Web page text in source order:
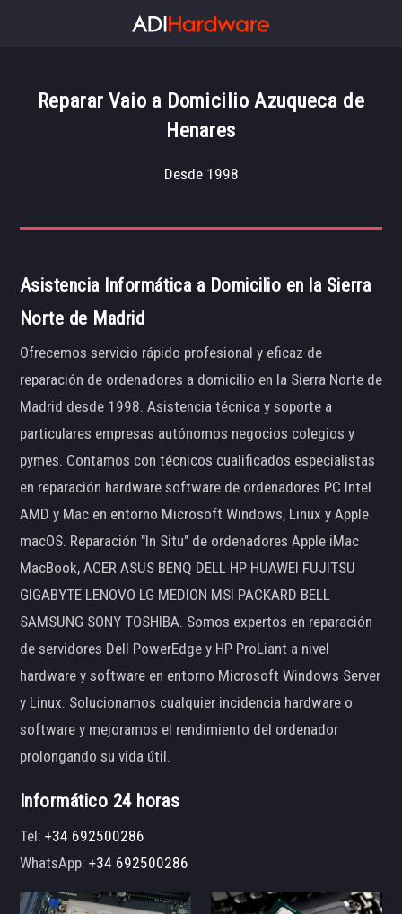
Reparar Vaio a Domicilio Azuqueca de
Henares
Desde 1998
Asistencia Informática a Domicilio en la Sierra
Norte de Madrid
Ofrecemos servicio rápido profesional y eficaz de
reparación de ordenadores a domicilio en la Sierra Norte de
Madrid desde 1998. Asistencia técnica y soporte a
particulares empresas autónomos negocios colegios y
pymes. Contamos con técnicos cualificados especialistas
en reparación hardware software de ordenadores PC Intel
AMD y Mac en entorno Microsoft Windows, Linux y Apple
macOS. Reparación "In Situ" de ordenadores Apple iMac
MacBook, ACER ASUS BENQ DELL HP HUAWEI FUJITSU
GIGABYTE LENOVO LG MEDION MSI PACKARD BELL
SAMSUNG SONY TOSHIBA. Somos expertos en reparación
de servidores Dell PowerEdge y HP ProLiant a nivel
hardware y software en entorno Microsoft Windows Server
y Linux. Solucionamos cualquier incidencia hardware o
software y mejoramos el rendimiento del ordenador
prolongando su vida útil.
Informático 24 horas
Tel:+34 692500286
WhatsApp:+34 692500286